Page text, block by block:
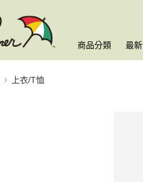
商品分類 最
上衣/T恤